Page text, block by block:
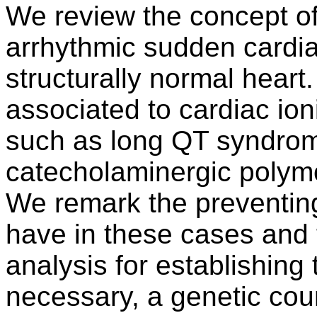
We review the concept
arrhythmic sudden
structurally normal
associated to cardiac
such as long QT
catecholaminergic
We remark the
have in these cases
analysis for
necessary, a genetic